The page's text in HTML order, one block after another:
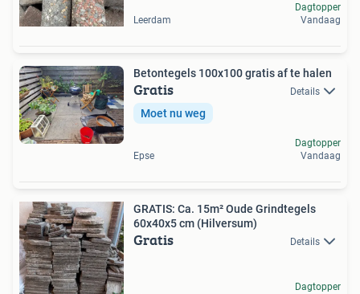
Leerdam
Dagtopper
Vandaag
Betontegels 100x100 gratis af te halen
Gratis Details
Moet nu weg
Epse
Dagtopper
Vandaag
GRATIS: Ca. 15m² Oude Grindtegels
60x40x5 cm (Hilversum)
Gratis Details
Dagtopper